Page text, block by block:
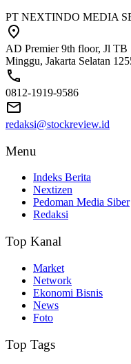
PT NEXTINDO MEDIA
AD Premier 9th floor, Jl TB
Minggu, Jakarta Selatan
0812-1919-9586
redaksi@stockreview.id
Menu
Indeks Berita
Nextizen
Pedoman Media Siber
Redaksi
Top Kanal
Market
Network
Ekonomi Bisnis
News
Foto
Top Tags